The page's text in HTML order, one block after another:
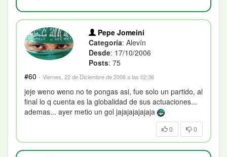
Pepe Jomeini
Categoría: Alevín
Desde: 17/10/2006
Posts: 75
#60 · Viernes, 22 de Diciembre de 2006 a las 02:36
jeje weno weno no te pongas asi, fue solo un partido, al
final lo q cuenta es la globalidad de sus actuaciones...
ademas... ayer metio un gol jajajajajajaja
0 0